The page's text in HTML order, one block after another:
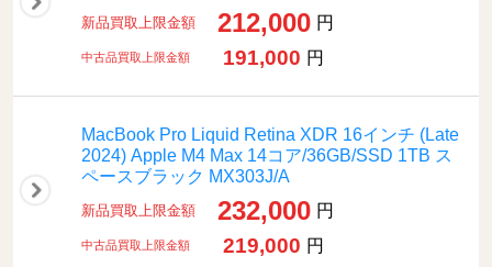
新品買取上限金額 212,000 円
中古品買取上限金額 191,000 円
MacBook Pro Liquid Retina XDR 16インチ (Late
2024) Apple M4 Max 14コア/36GB/SSD 1TB ス
ペースブラック MX303J/A
新品買取上限金額 232,000 円
中古品買取上限金額 219,000 円